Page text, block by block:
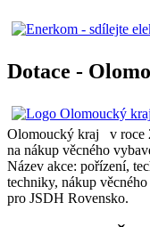
Dotace -
Olomoucký kraj v roce
na nákup věcného
Název akce: pořízení,
techniky, nákup
pro JSDH Rovensko.